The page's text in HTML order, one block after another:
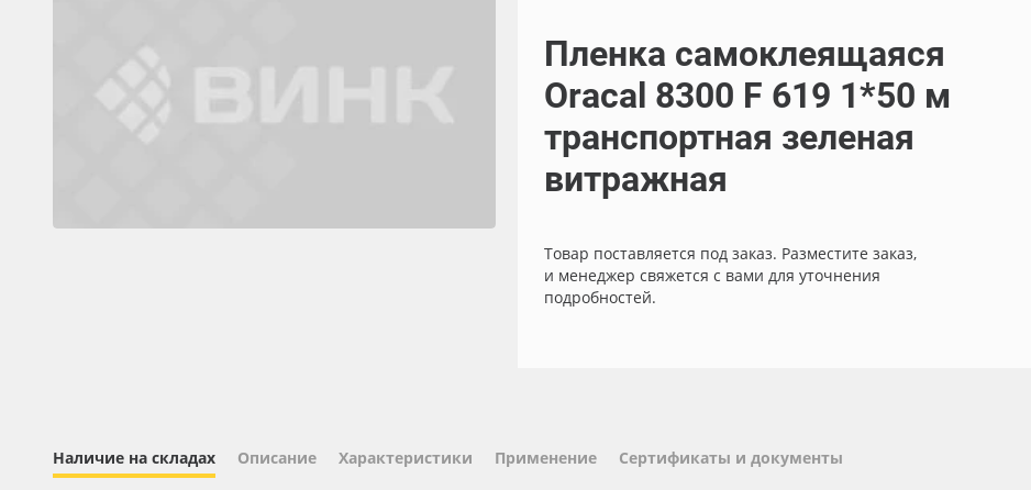
Листовые материалы
Чернила
Новинки ассортимента
Пленка самоклеящаяся
Oracal 8300 F 619 1*50 м
транспортная зеленая
витражная
Товар поставляется под заказ. Разместите заказ,
и менеджер свяжется с вами для уточнения
подробностей.
Наличие на складах Описание Характеристики Применение Сертификаты и документы